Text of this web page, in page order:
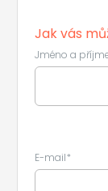
Jak vás
Jméno a
E-mail*